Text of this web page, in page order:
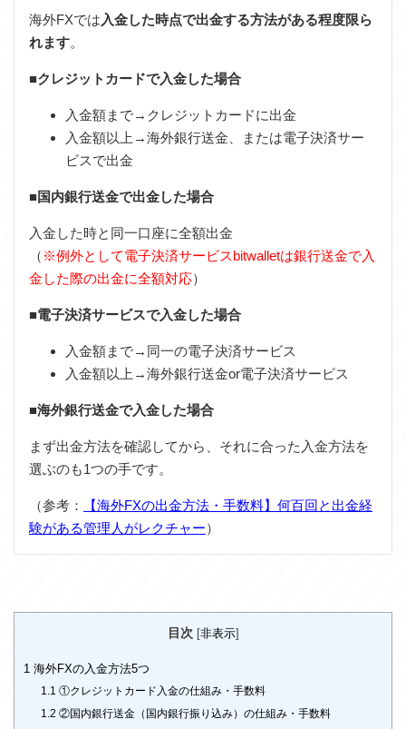
海外FXでは 入金した時点で出金する方法がある程度限ら
れます。
■クレジットカードで入金した場合
入金額まで→クレジットカードに出金
入金額以上→海外銀行送金、または電子決済サー
ビスで出金
■国内銀行送金で出金した場合
入金した時と同一口座に全額出金
（ ※例外として電子決済サービスbitwalletは銀行送金で入
金した際の出金に全額対応）
■電子決済サービスで入金した場合
入金額まで→同一の電子決済サービス
入金額以上→海外銀行送金or電子決済サービス
■海外銀行送金で入金した場合
まず出金方法を確認してから、それに合った入金方法を
選ぶのも1つの手です。
（参考：
【海外FXの出金方法・手数料】何百回と出金経
験がある管理人がレクチャー）
目次 [非表示]
1 海外FXの入金方法5つ
1.1 ①クレジットカード入金の仕組み・手数料
1.2 ②国内銀行送金（国内銀行振り込み）の仕組み・手数料